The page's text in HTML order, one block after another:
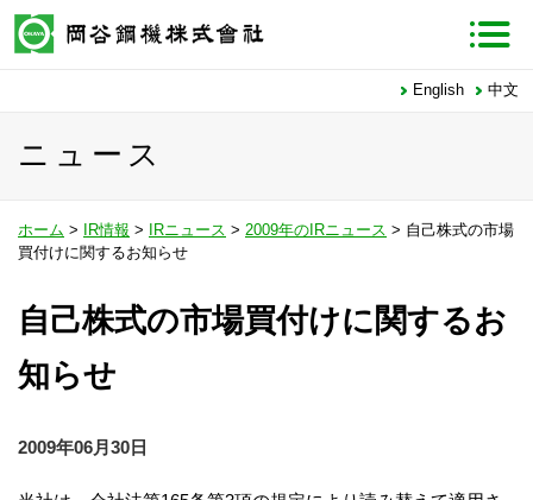
English 中文
ニュース
ホーム > IR情報 > IRニュース > 2009年のIRニュース > 自己株式の市場
買付けに関するお知らせ
自己株式の市場買付けに関するお
知らせ
2009年06月30日